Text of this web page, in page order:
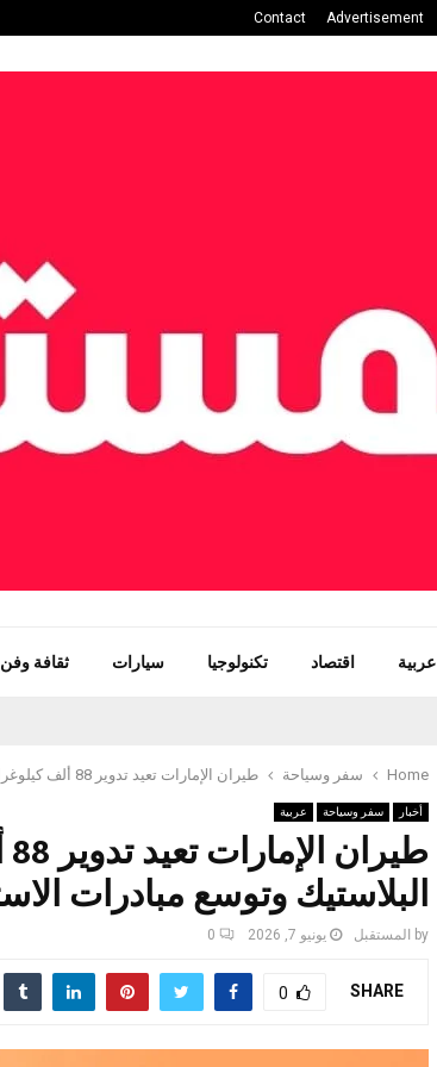
Advertisement
Contact
عربية اقتصاد تكنولوجيا سيارات ثقافة وفن
Home سفر وسياحة طيران الإمارات تعيد تدوير 88 ألف كيلوغرام من البلاستيك وتوسع مبادرات الاستدامة البيئية
أخبار سفر وسياحة عربية
البلاستيك وتوسع مبادرات
by المستقبل يونيو 7, 2026 0
SHARE
0